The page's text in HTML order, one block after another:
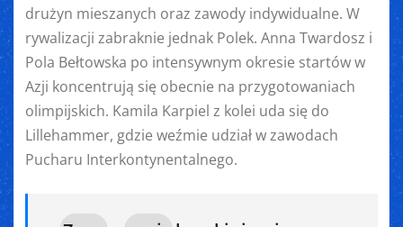
drużyn mieszanych oraz zawody indywidualne. W
rywalizacji zabraknie jednak Polek. Anna Twardosz i
Pola Bełtowska po intensywnym okresie startów w
Azji koncentrują się obecnie na przygotowaniach
olimpijskich. Kamila Karpiel z kolei uda się do
Lillehammer, gdzie weźmie udział w zawodach
Pucharu Interkontynentalnego.